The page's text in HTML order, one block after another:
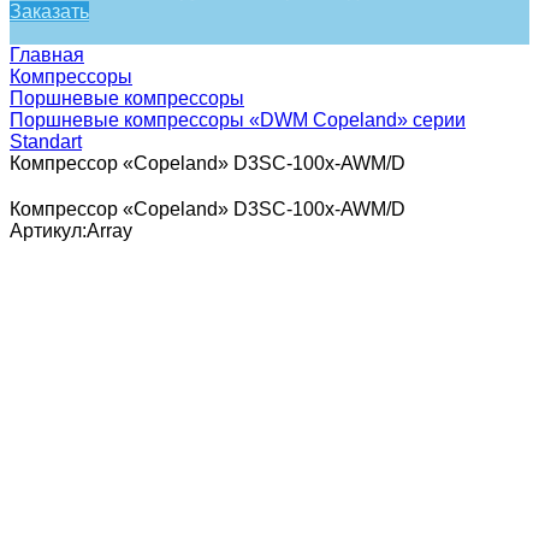
Заказать
Главная
Компрессоры
Поршневые компрессоры
Поршневые компрессоры «DWM Copeland» серии
Standart
Компрессор «Copeland» D3SC-100x-AWM/D
Компрессор «Copeland» D3SC-100x-AWM/D
Артикул:Array